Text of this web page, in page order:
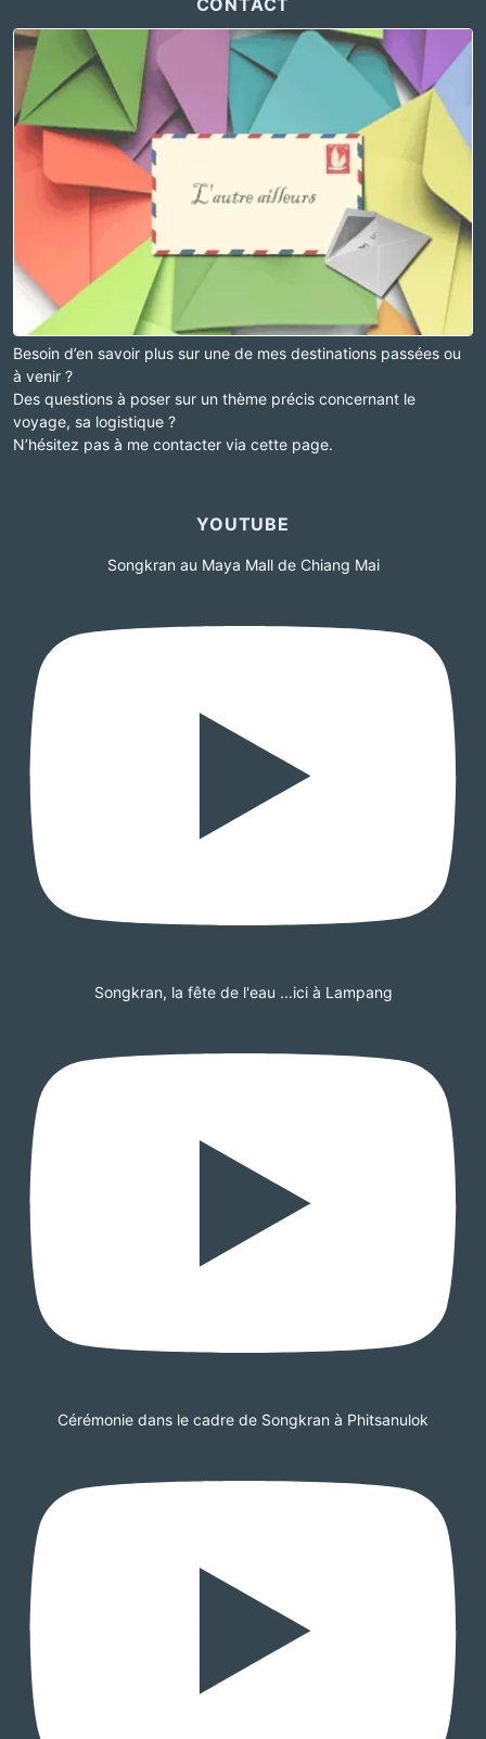
CONTACT
Besoin d’en savoir plus sur une de mes destinations passées ou
à venir ?
Des questions à poser sur un thème précis concernant le
voyage, sa logistique ?
N’hésitez pas à me contacter via cette page.
YOUTUBE
Songkran au Maya Mall de Chiang Mai
Songkran, la fête de l'eau ...ici à Lampang
Cérémonie dans le cadre de Songkran à Phitsanulok